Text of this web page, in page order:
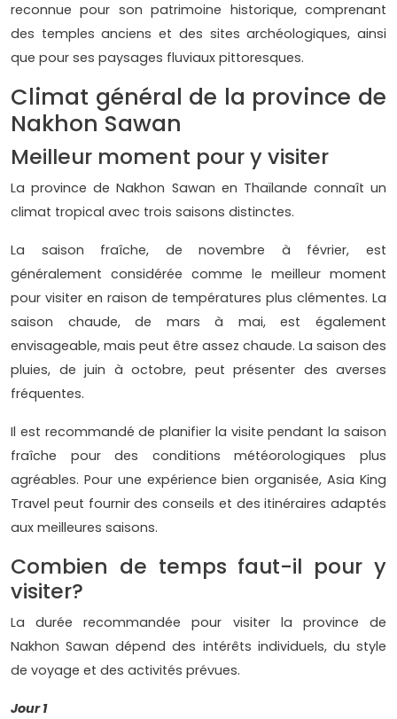
reconnue pour son patrimoine historique, comprenant
des temples anciens et des sites archéologiques, ainsi
que pour ses paysages fluviaux pittoresques.
Climat général de la province de
Nakhon Sawan
Meilleur moment pour y visiter
La province de Nakhon Sawan en Thaïlande connaît un
climat tropical avec trois saisons distinctes.
La saison fraîche, de novembre à février, est
généralement considérée comme le meilleur moment
pour visiter en raison de températures plus clémentes. La
saison chaude, de mars à mai, est également
envisageable, mais peut être assez chaude. La saison des
pluies, de juin à octobre, peut présenter des averses
fréquentes.
Il est recommandé de planifier la visite pendant la saison
fraîche pour des conditions météorologiques plus
agréables. Pour une expérience bien organisée, Asia King
Travel peut fournir des conseils et des itinéraires adaptés
aux meilleures saisons.
Combien de temps faut-il pour y
visiter?
La durée recommandée pour visiter la province de
Nakhon Sawan dépend des intérêts individuels, du style
de voyage et des activités prévues.
Jour 1